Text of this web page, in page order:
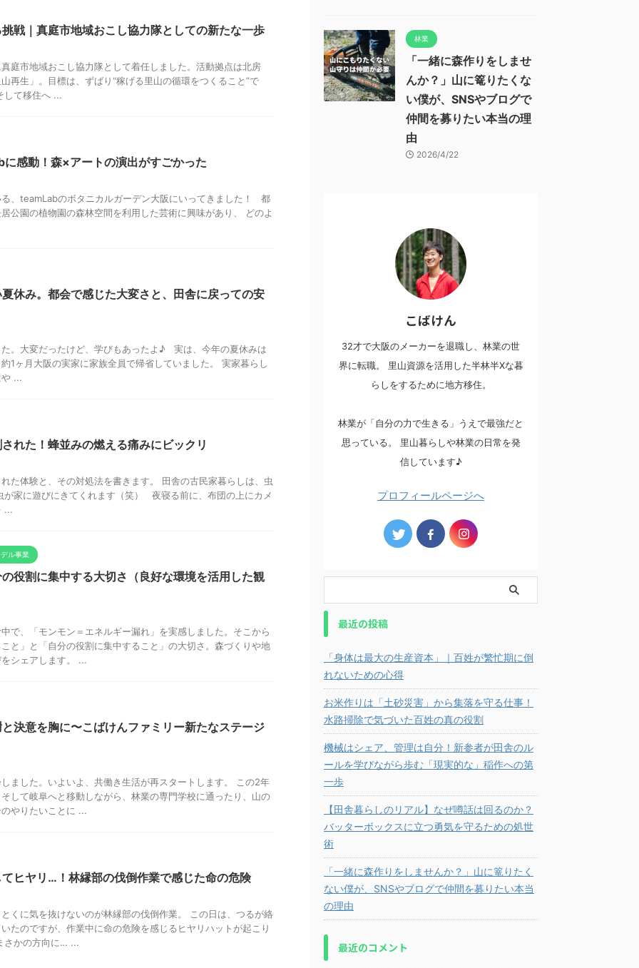
戦｜真庭市地域おこし協力隊としての新たな一歩
庭市地域おこし協力隊として着任しました。活動拠点は北房
再生」。目標は、ずばり“稼げる里山の循環をつくること”で
して移住へ ...
感動！森×アートの演出がすごかった
、teamLabのボタニカルガーデン大阪にいってきました！ 都
公園の植物園の森林空間を利用した芸術に興味があり、 どのよ
休み。都会で感じた大変さと、田舎に戻っての安
。大変だったけど、学びもあったよ♪ 実は、今年の夏休みは
1ヶ月大阪の実家に家族全員で帰省していました。 実家暮らし
...
れた！蜂並みの燃える痛みにビックリ
た体験と、その対処法を書きます。 田舎の古民家暮らしは、虫
が家に遊びにきてくれます（笑） 夜寝る前に、布団の上にカメ
...
ル事業
役割に集中する大切さ（良好な環境を活用した観
で、「モンモン＝エネルギー漏れ」を実感しました。そこから
と」と「自分の役割に集中すること」の大切さ。森づくりや地
シェアします。 ...
決意を胸に〜こばけんファミリー新たなステージ
ました。いよいよ、共働き生活が再スタートします。 この2年
して岐阜へと移動しながら、林業の専門学校に通ったり、山の
やりたいことに ...
ヒヤリ…！林縁部の伐倒作業で感じた命の危険
くに気を抜けないのが林縁部の伐倒作業。 この日は、つるが絡
たのですが、作業中に命の危険を感じるヒヤリハットが起こり
さかの方向に… ...
林業
「一緒に森作りをしませ
んか？」山に篭りたくな
い僕が、SNSやブログで
仲間を募りたい本当の理
由
2026/4/22
こばけん
32才で大阪のメーカーを退職し、林業の世
界に転職。 里山資源を活用した半林半Xな暮
らしをするために地方移住。
林業が「自分の力で生きる」うえで最強だと
思っている。 里山暮らしや林業の日常を発
信しています♪
プロフィールページへ
最近の投稿
「身体は最大の生産資本」｜百姓が繁忙期に倒
れないための心得
お米作りは「土砂災害」から集落を守る仕事！
水路掃除で気づいた百姓の真の役割
機械はシェア、管理は自分！新参者が田舎のル
ールを学びながら歩む「現実的な」稲作への第
一歩
【田舎暮らしのリアル】なぜ噂話は回るのか？
バッターボックスに立つ勇気を守るための処世
術
「一緒に森作りをしませんか？」山に篭りたく
ない僕が、SNSやブログで仲間を募りたい本当
の理由
最近のコメント